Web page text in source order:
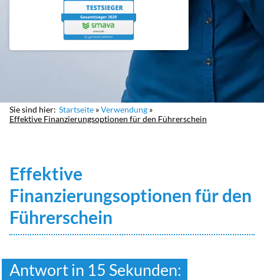
Sie sind hier: Startseite
Verwendung
Effektive Finanzierungsoptionen für den Führerschein
Effektive
Finanzierungsoptionen für den
Führerschein
Antwort in 15 Sekunden: